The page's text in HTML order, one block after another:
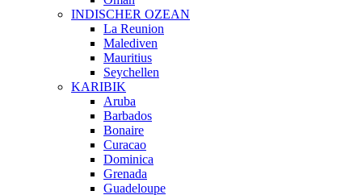
INDISCHER OZEAN
La Reunion
Malediven
Mauritius
Seychellen
KARIBIK
Aruba
Barbados
Bonaire
Curacao
Dominica
Grenada
Guadeloupe